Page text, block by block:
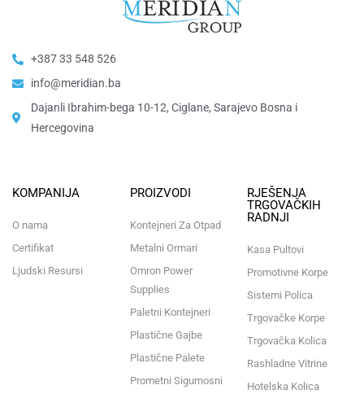
+387 33 548 526
info@meridian.ba
Dajanli Ibrahim-bega 10-12, Ciglane, Sarajevo Bosna i
Hercegovina​
KOMPANIJA
O nama
Certifikat
Ljudski Resursi
PROIZVODI
Kontejneri Za Otpad
Metalni Ormari
Omron Power
Supplies
Paletni Kontejneri
Plastične Gajbe
Plastične Palete
Prometni Sigurnosni
RJEŠENJA
TRGOVAČKIH
RADNJI
Kasa Pultovi
Promotivne Korpe
Sistemi Polica
Trgovačke Korpe
Trgovačka Kolica
Rashladne Vitrine
Hotelska Kolica